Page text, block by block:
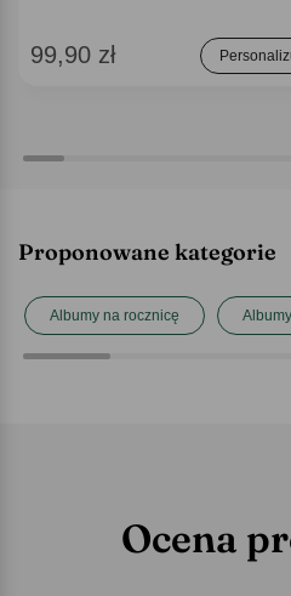
99,90 zł
Proponowane kategorie
Albumy na rocznicę
Ocena